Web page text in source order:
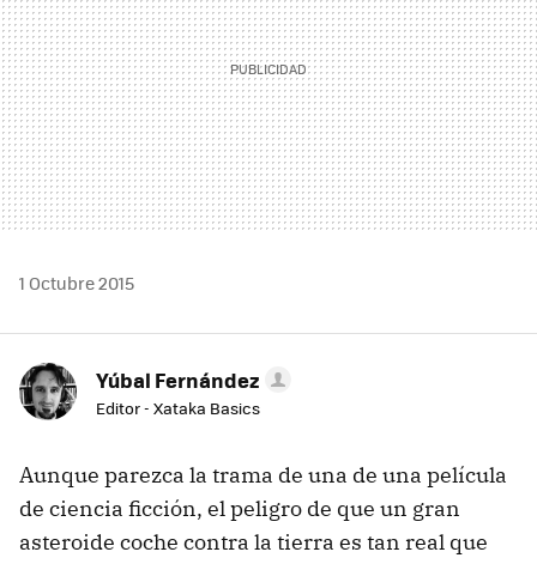
1 Octubre 2015
Yúbal Fernández
Editor - Xataka Basics
Aunque parezca la trama de una de una película
de ciencia ficción, el peligro de que un gran
asteroide coche contra la tierra es tan real que